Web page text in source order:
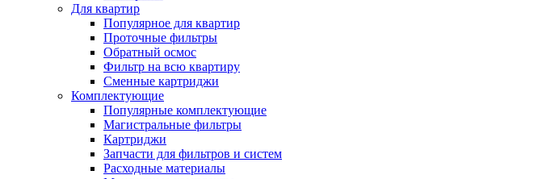
Для квартир
Популярное для квартир
Проточные фильтры
Обратный осмос
Фильтр на всю квартиру
Сменные картриджи
Комплектующие
Популярные комплектующие
Магистральные фильтры
Картриджи
Запчасти для фильтров и систем
Расходные материалы